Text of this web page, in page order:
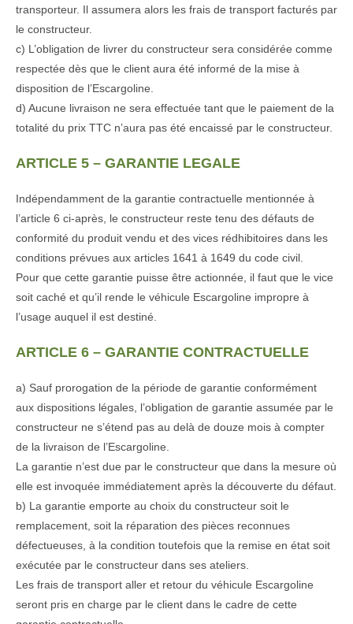
transporteur. Il assumera alors les frais de transport facturés par
le constructeur.
c) L’obligation de livrer du constructeur sera considérée comme
respectée dès que le client aura été informé de la mise à
disposition de l’Escargoline.
d) Aucune livraison ne sera effectuée tant que le paiement de la
totalité du prix TTC n’aura pas été encaissé par le constructeur.
ARTICLE 5 – GARANTIE LEGALE
Indépendamment de la garantie contractuelle mentionnée à
l’article 6 ci-après, le constructeur reste tenu des défauts de
conformité du produit vendu et des vices rédhibitoires dans les
conditions prévues aux articles 1641 à 1649 du code civil.
Pour que cette garantie puisse être actionnée, il faut que le vice
soit caché et qu’il rende le véhicule Escargoline impropre à
l’usage auquel il est destiné.
ARTICLE 6 – GARANTIE CONTRACTUELLE
a) Sauf prorogation de la période de garantie conformément
aux dispositions légales, l’obligation de garantie assumée par le
constructeur ne s’étend pas au delà de douze mois à compter
de la livraison de l’Escargoline.
La garantie n’est due par le constructeur que dans la mesure où
elle est invoquée immédiatement après la découverte du défaut.
b) La garantie emporte au choix du constructeur soit le
remplacement, soit la réparation des pièces reconnues
défectueuses, à la condition toutefois que la remise en état soit
exécutée par le constructeur dans ses ateliers.
Les frais de transport aller et retour du véhicule Escargoline
seront pris en charge par le client dans le cadre de cette